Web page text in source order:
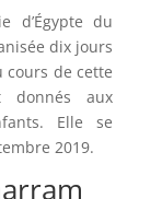
d’Égypte du
dix jours
cours de cette
donnés aux
Elle se
2019.